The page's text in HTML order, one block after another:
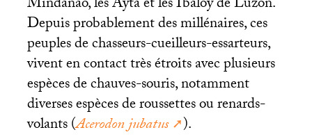
Depuis probablement des millénaires, ces
peuples de chasseurs-cueilleurs-essarteurs,
vivent en contact très étroits avec plusieurs
espèces de chauves-souris, notamment
diverses espèces de roussettes ou renards-
volants (Acerodon jubatus ).